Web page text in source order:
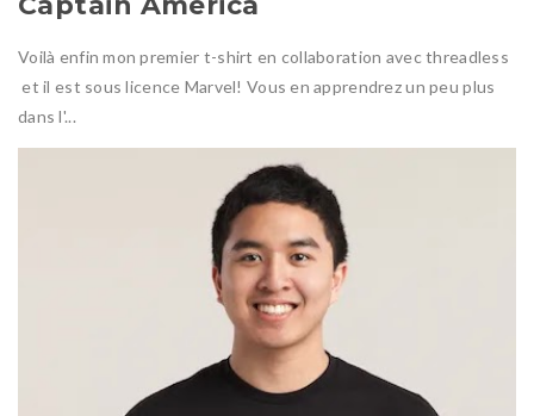
Voilà enfin mon premier t-shirt en collaboration avec threadless
et il est sous licence Marvel! Vous en apprendrez un peu plus
dans l'...